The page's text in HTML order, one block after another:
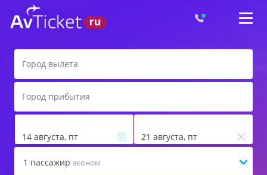
14 августа, пт 21 августа, пт
1 пассажир эконом